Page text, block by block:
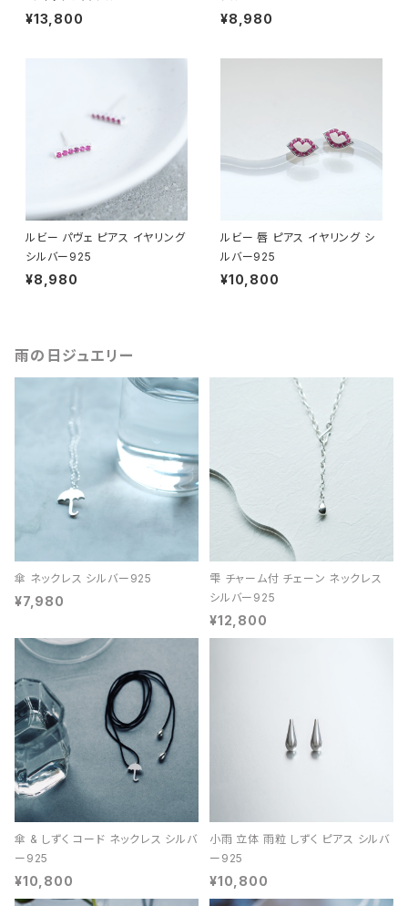
¥13,800 ¥8,980
ルビー パヴェ ピアス イヤリング
シルバー925
¥8,980
ルビー 唇 ピアス イヤリング シ
ルバー925
¥10,800
雨の日ジュエリー
傘 ネックレス シルバー925
¥7,980
雫 チャーム付 チェーン ネックレス
シルバー925
¥12,800
傘 & しずく コード ネックレス シルバ
ー925
¥10,800
小雨 立体 雨粒 しずく ピアス シルバ
ー925
¥10,800